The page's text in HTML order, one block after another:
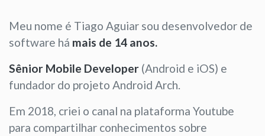
Meu nome é Tiago Aguiar sou desenvolvedor de
software há mais de 14 anos.
Sênior Mobile Developer (Android e iOS) e
fundador do projeto Android Arch.
Em 2018, criei o canal na plataforma Youtube
para compartilhar conhecimentos sobre